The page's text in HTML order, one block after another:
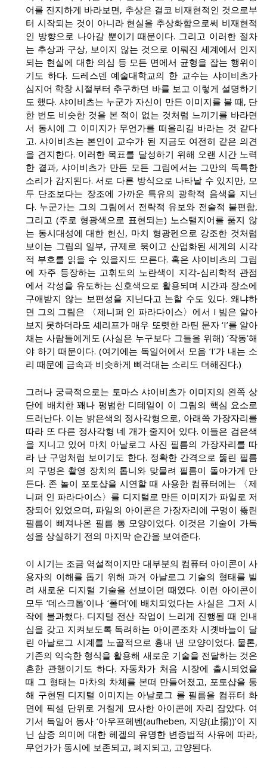
어를 진지하게 바라보면, 추상은 결코 비재현적인 것으로부
터 시작되는 것이 아니라 현실을 추상화함으로써 비재현적
인 방향으로 나아갈 뿐이기 때문이다. 그리고 이러한 절차
는 추상과 구상, 보이지 않는 것으로 이뤄진 세계에서 인지
되는 현실에 대한 의심 등 모든 면에서 균형을 잡는 행위이
기도 하다. 드레스덴 예술대학교의 한 교수는 샤이비츠가
심지어 학창 시절부터 추구하던 바를 보고 이렇게 설명하기
도 했다. 샤이비츠는 누군가 자신이 만든 이미지를 볼 때, 단
한 번도 비슷한 것을 본 적이 없는 것처럼 느끼기를 바라면
서 동시에 그 이미지가 무언가를 떠올리길 바라는 것 같다
고. 샤이비츠는 본인이 교수가 된 지금도 여전히 같은 의견
을 견지한다. 이러한 목표를 달성하기 위해 오랜 시간 노력
한 결과, 샤이비츠가 만든 모든 그림에서는 그만의 독특한
소리가 감지된다. 서로 다른 방식으로 나타날 수 있지만, 모
두 단조보다는 장조에 가까운 특유의 광학적 음색을 지닌
다. 누군가는 그의 그림에서 전략적 유보와 전술적 불편함,
그리고 (주로 형광색으로 표현되는) 노스탤지어를 품지 않
는 동시대성에 대한 헌신, 마치 형광펜으로 강조한 것처럼
보이는 그림의 일부, 규제로 묶이고 산업화된 세계의 시각
적 부호를 읽을 수 있을지도 모른다. 혹은 샤이비츠의 그림
에 자주 등장하는 고휘도의 노란색이 지각-심리학적 관점
에서 각성을 유도하는 신호색으로 활용되며 시간과 장소에
구애받지 않는 보편성을 지닌다고 논할 수도 있다. 왜냐하
면 그의 그림은 〈제니퍼 인 파라다이스〉에서 I 빔은 알아
보지 못하더라도 셰리프가 매우 또렷한 라틴 문자 ‘I’를 알아
채는 사람들에게도 (사실은 누구보다 그들을 위해) ‘작동’해
야 하기 때문이다. (여기에는 독일어에서 모음 ‘I’가 내는 소
리 때문에 금속과 비슷하게 삐걱대는 소리도 더해진다.)
그러나 궁극적으로는 토마스 샤이비츠가 이미지의 왼쪽 상
단에 배치한 꽤나 평범한 디테일이 이 그림의 핵심 요소로
드러난다. 이는 밝은색의 정사각형으로, 아래쪽 가장자리를
따라 또 다른 정사각형 네 개가 줄지어 있다. 이들은 검은색
을 지니고 있어 마치 아날로그 사진 필름의 가장자리를 따
라 난 구멍처럼 보이기도 한다. 정확한 간격으로 뚫린 필름
의 구멍은 촬영 장치의 톱니와 맞물려 필름이 돌아가게 만
든다. 존 놀이 포토샵을 시연할 때 사용한 컴퓨터에는 〈제
니퍼 인 파라다이스〉를 디지털로 만든 이미지가 파일로 저
장되어 있었으며, 파일의 아이콘은 가장자리에 구멍이 뚫린
필름이 삐져나온 필름 통 모양이었다. 이것은 기술이 가독
성을 상실하기 전의 마지막 순간을 보여준다.
이 시기는 조금 역설적이지만 대부분의 컴퓨터 아이콘이 사
용자의 이해를 돕기 위해 과거 아날로그 기술의 형태를 빌
려 새로운 디지털 기술을 선보이던 때였다. 이런 아이콘이
모두 ‘데스크톱’이나 ‘폴더’에 배치되었다는 사실은 그저 시
작에 불과했다. 디지털 전산 작업이 느리게 진행될 때 인내
심을 갖고 지켜보도록 독려하는 아이콘조차 시곗바늘이 달
린 아날로그 시계를 노골적으로 흉내 낸 모양이었다. 물론,
기존의 익숙한 형식을 활용해 새로운 기술을 전달하는 것은
흔한 관행이기도 하다. 자동차가 처음 시장에 출시되었을
때 그 형태는 마차의 차체를 본떠 만들어졌고, 포토샵을 통
해 구현된 디지털 이미지는 아날로그 롤 필름을 컴퓨터 화
면에 픽셀 단위로 거칠게 묘사한 아이콘에 자리 잡았다. 여
기서 독일어 동사 ‘아우프헤벤(aufheben, 지양(止揚))’이 지
닌 삼중 의미에 대한 헤겔의 유명한 변증법적 사유에 따라,
무언가가 동시에 보존되고, 폐지되고, 고양된다.